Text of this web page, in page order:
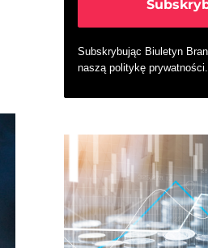
Subskrybując Biuletyn
naszą politykę prywatności